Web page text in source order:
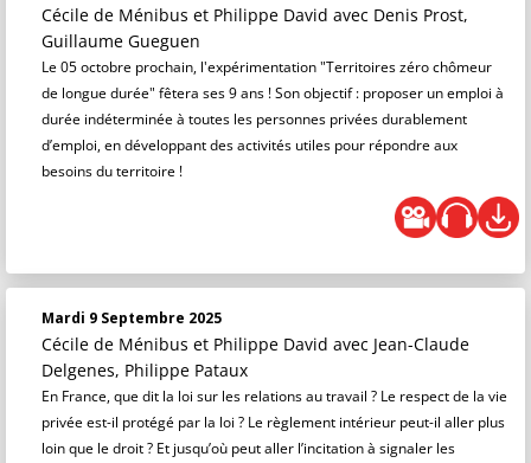
Cécile de Ménibus et Philippe David avec Denis Prost,
Guillaume Gueguen
Le 05 octobre prochain, l'expérimentation "Territoires zéro chômeur
de longue durée" fêtera ses 9 ans ! Son objectif : proposer un emploi à
durée indéterminée à toutes les personnes privées durablement
d’emploi, en développant des activités utiles pour répondre aux
besoins du territoire !
Mardi 9 Septembre 2025
Cécile de Ménibus et Philippe David avec Jean-Claude
Delgenes, Philippe Pataux
En France, que dit la loi sur les relations au travail ? Le respect de la vie
privée est-il protégé par la loi ? Le règlement intérieur peut-il aller plus
loin que le droit ? Et jusqu’où peut aller l’incitation à signaler les